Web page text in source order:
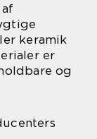
keramik
er
og